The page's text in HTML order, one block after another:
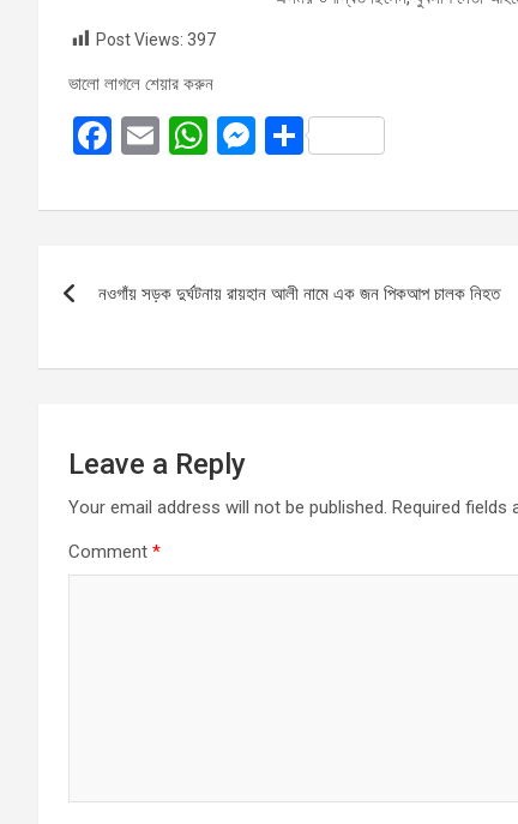
Post Views: 397
ভালো লাগলে শেয়ার করুন
F
ce
o
k
E
ail
W
at
A
p
M
se
g
S
ar
navigation
নওগাঁয় সড়ক দুর্ঘটনায় রায়হান আলী নামে এক জন পিকআপ চালক নিহত
Leave a Reply
Your email address will not be published. Required fields
Comment *